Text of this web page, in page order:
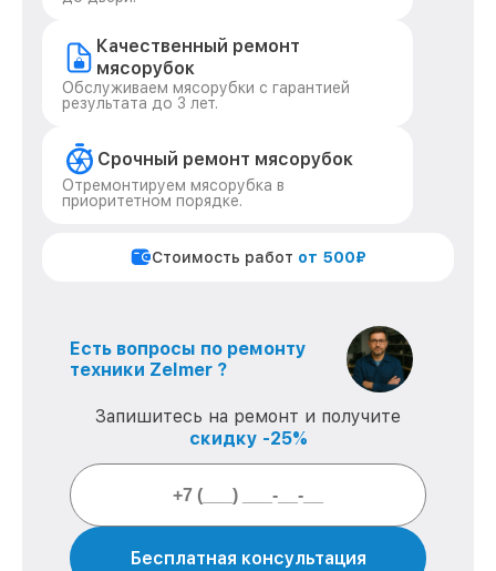
Качественный ремонт
мясорубок
Обслуживаем мясорубки с гарантией
результата до 3 лет.
Срочный ремонт мясорубок
Отремонтируем мясорубка в
приоритетном порядке.
Стоимость работ от 500₽
Есть вопросы по ремонту
техники Zelmer ?
Запишитесь на ремонт и получите
скидку -25%
Бесплатная консультация